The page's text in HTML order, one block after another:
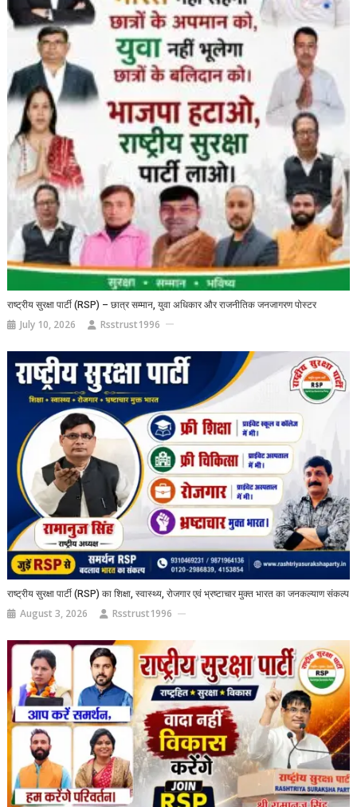
राष्ट्रीय सुरक्षा पार्टी (RSP) – छात्र सम्मान, युवा अधिकार और राजनीतिक जनजागरण पोस्टर
July 10, 2026 Rsstrust1996
राष्ट्रीय सुरक्षा पार्टी (RSP) का शिक्षा, स्वास्थ्य, रोजगार एवं भ्रष्टाचार मुक्त भारत का जनकल्याण संकल्प
August 3, 2026 Rsstrust1996